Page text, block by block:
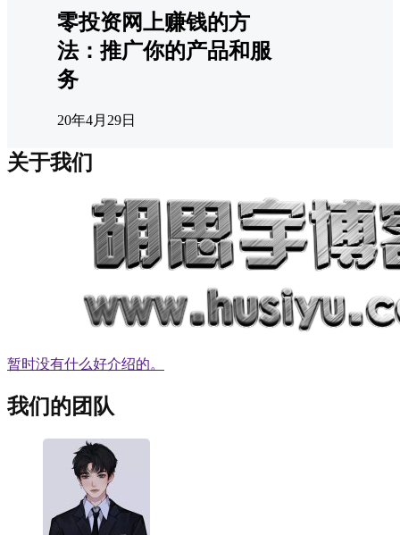
零投资网上赚钱的方
法：推广你的产品和服
务
20年4月29日
关于我们
暂时没有什么好介绍的。
我们的团队